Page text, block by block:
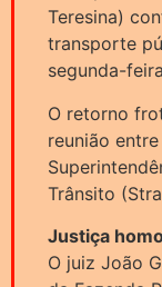
Teresina)
transporte
segunda-
O retorno
reunião
Trânsito
Justiça
O juiz João